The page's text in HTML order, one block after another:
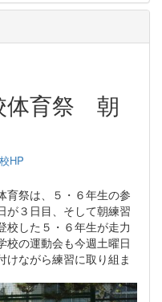
体育祭 朝
HP
祭は、５・６年生の参
が３日目、そして朝練習
校した５・６年生が走力
校の運動会も今週土曜日
けながら練習に取り組ま